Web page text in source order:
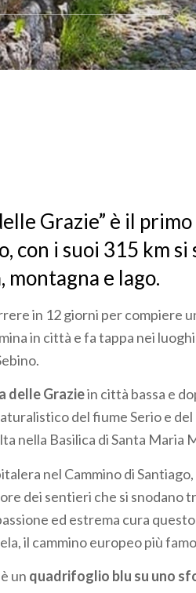
Grazie” è il
con i suoi 315 km si
e lago.
in 12 giorni per compiere
in città e fa tappa nei
delle Graziein città bassa e
del fiume Serio e del
nella Basilica di Santa Maria
nel Cammino di
dei sentieri che si snodano
ed estrema cura
il cammino europeo più
un quadrifoglio blu su uno